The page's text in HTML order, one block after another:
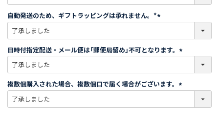
必
須
)
自動発送のため、ギフトラッピングは承れません。*
必
須
)
日時付指定配送・メール便は「郵便局留め」不可となります。
必
)
複数個購入された場合、複数個口で届く場合がございます。
必